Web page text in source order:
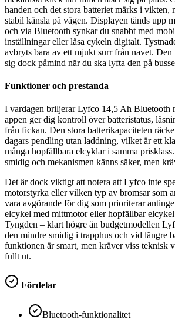
handen och det stora batteriet märks i vikten,
stabil känsla på vägen. Displayen tänds upp
och via Bluetooth synkar du snabbt med
inställningar eller låsa cykeln digitalt.
avbryts bara av ett mjukt surr från navet.
sig dock påmind när du ska lyfta den på
Funktioner och prestanda
I vardagen briljerar Lyfco 14,5 Ah Bluetooth
appen ger dig kontroll över batteristatus,
från fickan. Den stora batterikapaciteten
dagars pendling utan laddning, vilket är ett
många hopfällbara elcyklar i samma
smidig och mekanismen känns säker, men
Det är dock viktigt att notera att Lyfco inte
motorstyrka eller vilken typ av bromsar som
vara avgörande för dig som prioriterar
elcykel med mittmotor eller hopfällbar
Tyngden – klart högre än budgetmodellen
den mindre smidig i trapphus och vid längre
funktionen är smart, men kräver viss teknisk
fullt ut.
Fördelar
Bluetooth-funktionalitet